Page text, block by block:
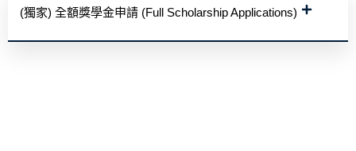
(獨家) 全額獎學金申請 (Full Scholarship Applications)